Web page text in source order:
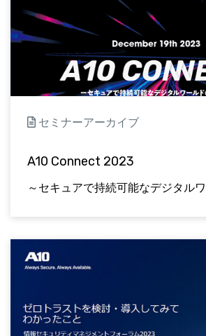
セミナーアーカイブ
A10 Connect 2023
～セキュアで持続可能なデジタル